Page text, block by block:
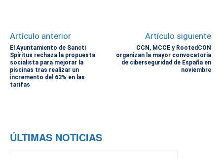
Artículo anterior
El Ayuntamiento de Sancti
Spíritus rechaza la propuesta
socialista para mejorar la
piscinas tras realizar un
incremento del 63% en las
tarifas
Artículo siguiente
CCN, MCCE y RootedCON
organizan la mayor convocatoria
de ciberseguridad de España en
noviembre
ÚLTIMAS NOTICIAS